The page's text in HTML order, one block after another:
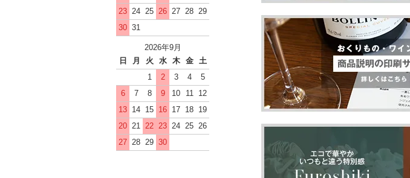
23 24 25 26 27 28 29
30 31
2026年9月
日
月 火 水 木 金
土
1
2 3 4
5
6
7 8 9 10 11
12
13 14 15 16 17 18 19
20 21 22 23 24 25 26
27 28 29 30